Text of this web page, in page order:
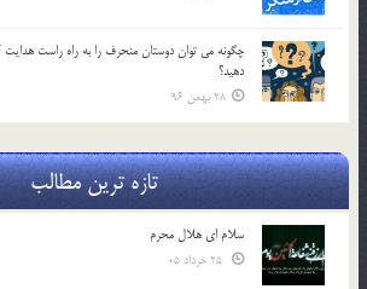
چگونه مي توان دوستان منحرف را به راه راست هدايت
دهيد؟
28 بهمن 96
تازه ترین مطالب
سلام ای هلال محرم